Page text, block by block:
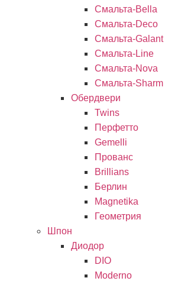
Смальта-Bella
Смальта-Deco
Смальта-Galant
Смальта-Line
Смальта-Nova
Смальта-Sharm
Обердвери
Twins
Перфетто
Gemelli
Прованс
Brillians
Берлин
Magnetika
Геометрия
Шпон
Диодор
DIO
Moderno